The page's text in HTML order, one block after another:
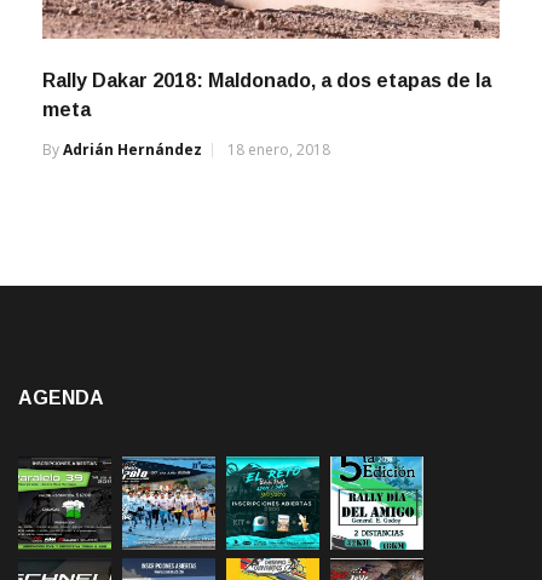
Rally Dakar 2018: Maldonado, a dos etapas de la
meta
ByAdrián Hernández 18 enero, 2018
AGENDA